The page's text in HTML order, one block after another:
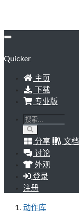
Quicker
主页
下载
专业版
分享
文档
讨论
外观
登录
注册
动作库